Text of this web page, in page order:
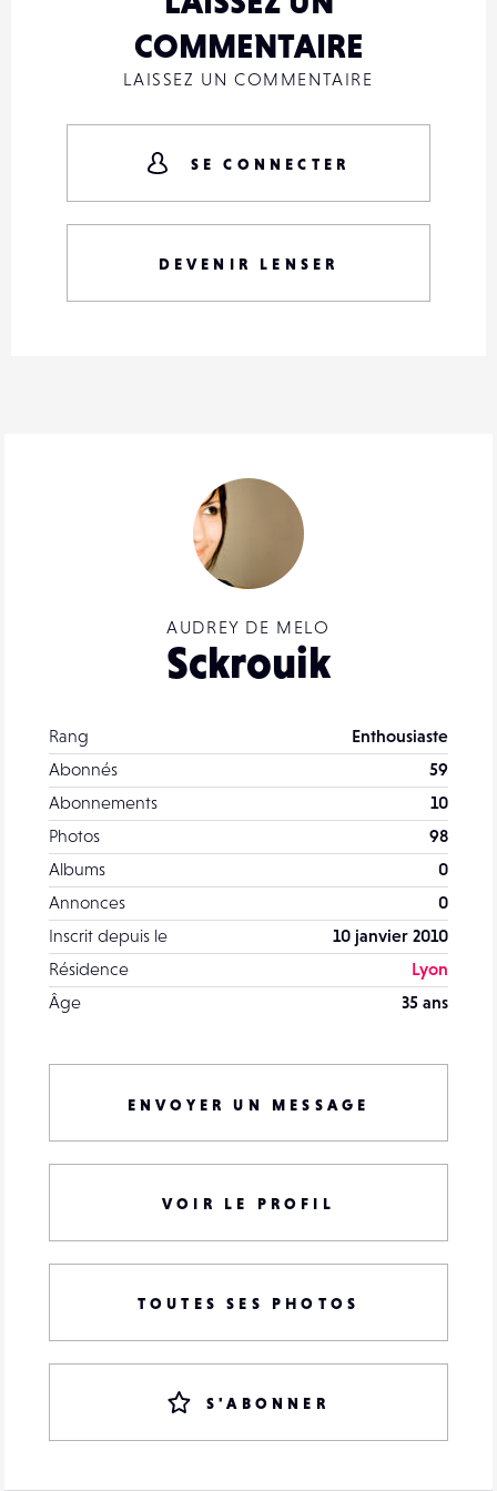
AUDREY DE MELO
Sckrouik
Rang
Enthousiaste
Abonnés
59
Abonnements
10
Photos
98
Albums
0
Annonces
0
Inscrit depuis le
10 janvier 2010
Résidence
Lyon
Âge
35 ans
ENVOYER UN MESSAGE
VOIR LE PROFIL
TOUTES SES PHOTOS
S'ABONNER
COMMENTAIRE
LAISSEZ UN COMMENTAIRE
SE CONNECTER
DEVENIR LENSER